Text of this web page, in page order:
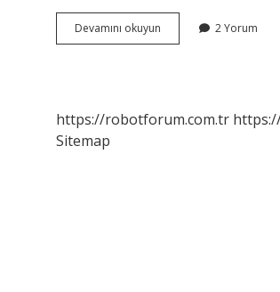
Devamını okuyun
Kasılması
2 Yorum
https://robotforum.com.tr
Sitemap